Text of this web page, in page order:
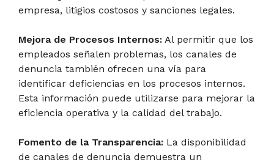
empresa, litigios costosos y sanciones legales.
Mejora de Procesos Internos: Al permitir que los
empleados señalen problemas, los canales de
denuncia también ofrecen una vía para
identificar deficiencias en los procesos internos.
Esta información puede utilizarse para mejorar la
eficiencia operativa y la calidad del trabajo.
Fomento de la Transparencia: La disponibilidad
de canales de denuncia demuestra un